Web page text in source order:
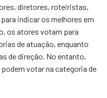
diretores, roteiristas,
indicar os melhores em
os atores votam para
de atuação, enquanto
de direção. No entanto,
votar na categoria de